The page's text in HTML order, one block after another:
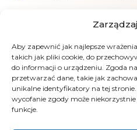
Aby zapewnić jak najlepsze
takich jak pliki cookie, do
do informacji o urządzeniu. Zgoda
przetwarzać dane, takie jak
unikalne identyfikatory na tej
wycofanie zgody może
funkcje.
Chętnie pomagamy
i akcesoriów.
Realizujemy
i telefoniczne.